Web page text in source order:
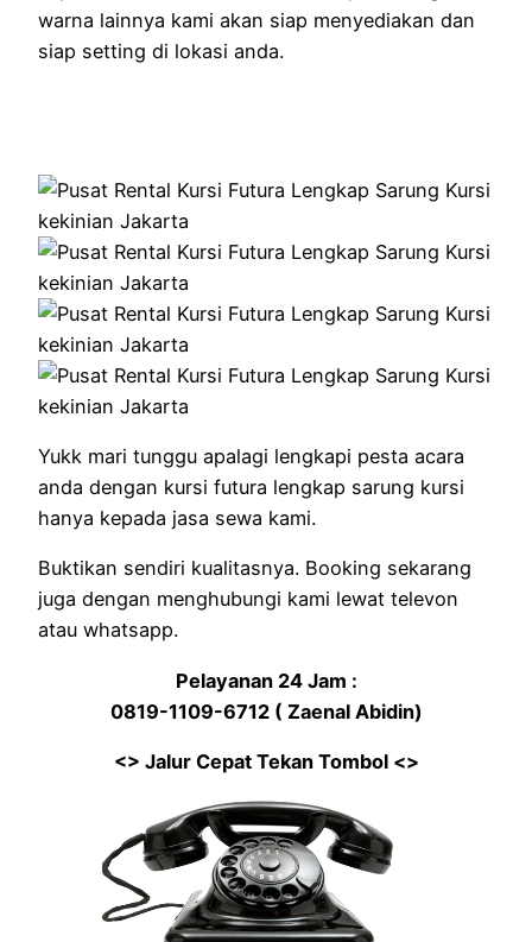
warna lainnya kami akan siap menyediakan dan
siap setting di lokasi anda.
Yukk mari tunggu apalagi lengkapi pesta acara
anda dengan kursi futura lengkap sarung kursi
hanya kepada jasa sewa kami.
Buktikan sendiri kualitasnya. Booking sekarang
juga dengan menghubungi kami lewat televon
atau whatsapp.
Pelayanan 24 Jam :
0819-1109-6712 ( Zaenal Abidin)
<> Jalur Cepat Tekan Tombol <>